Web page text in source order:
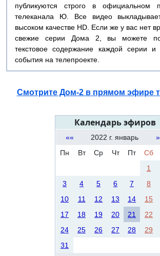
публикуются строго в официальном
телеканала Ю. Все видео
высоком качестве HD. Если же у вас нет
свежие серии Дома 2, вы можете
текстовое содержание каждой серии и
события на телепроекте.
Смотрите Дом-2 в прямом эфире
Календарь эфиров
«« 2022 г. январь
Пн
Вт Ср Чт Пт Сб
1
3
4 5 6 7 8
10
11 12 13 14 15
17
18 19 20 21 22
24
25 26 27 28 29
31